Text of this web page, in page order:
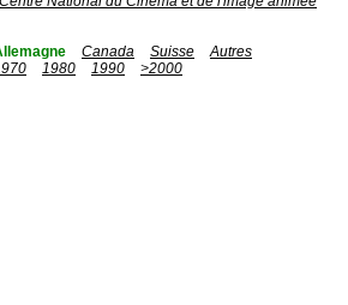
Canada Suisse
Autres
1980 1990
>2000